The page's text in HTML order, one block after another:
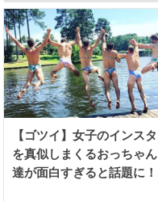
【ゴツイ】女子のインスタ
を真似しまくるおっちゃん
達が面白すぎると話題に！